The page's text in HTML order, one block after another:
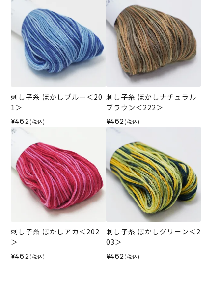
刺し子糸 ぼかしブルー＜20
1＞
¥462 (税込)
刺し子糸 ぼかしナチュラル
ブラウン＜222＞
¥462 (税込)
刺し子糸 ぼかしアカ＜202
＞
¥462 (税込)
刺し子糸 ぼかしグリーン＜2
03＞
¥462 (税込)